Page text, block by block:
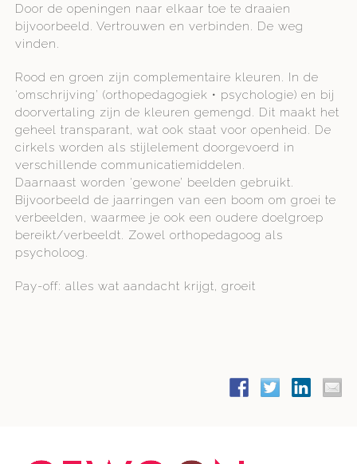
Door de openingen naar elkaar toe te draaien
bijvoorbeeld. Vertrouwen en verbinden. De weg
vinden.
Rood en groen zijn complementaire kleuren. In de
‘omschrijving’ (orthopedagogiek • psychologie) en bij
doorvertaling zijn de kleuren gemengd. Dit maakt het
geheel transparant, wat ook staat voor openheid. De
cirkels worden als stijlelement doorgevoerd in
verschillende communicatiemiddelen.
Daarnaast worden ‘gewone’ beelden gebruikt.
Bijvoorbeeld de jaarringen van een boom om groei te
verbeelden, waarmee je ook een oudere doelgroep
bereikt/verbeeldt. Zowel orthopedagoog als
psycholoog.
Pay-off: alles wat aandacht krijgt, groeit